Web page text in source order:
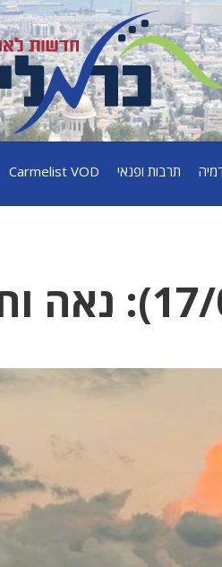
תרבות ופנאי Carmelist VOD